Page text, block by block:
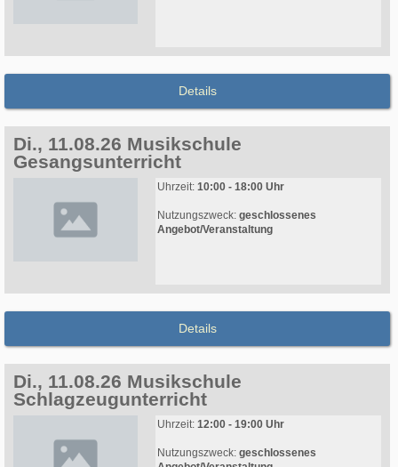
Details
Di., 11.08.26 Musikschule
Gesangsunterricht
Uhrzeit: 10:00 - 18:00 Uhr
Nutzungszweck: geschlossenes
Angebot/Veranstaltung
Details
Di., 11.08.26 Musikschule
Schlagzeugunterricht
Uhrzeit: 12:00 - 19:00 Uhr
Nutzungszweck: geschlossenes